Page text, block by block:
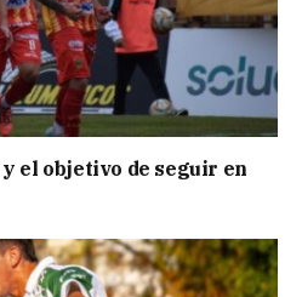
el objetivo de seguir en